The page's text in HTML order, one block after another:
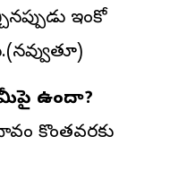
ఇంకో
ఉందా?
కొంతవరకు